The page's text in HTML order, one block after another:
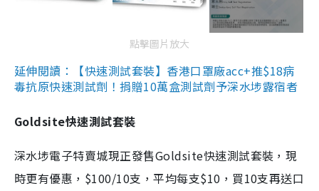
點擊圖片放大
延伸閱讀：【快速測試套裝】香港口罩廠acc+推$18病
毒抗原快速測試劑！捐贈10萬盒測試劑予深水埗露宿者
Goldsite快速測試套裝
深水埗電子特賣城現正發售Goldsite快速測試套裝，現
時更有優惠，$100/10支，平均每支$10，買10支再送口